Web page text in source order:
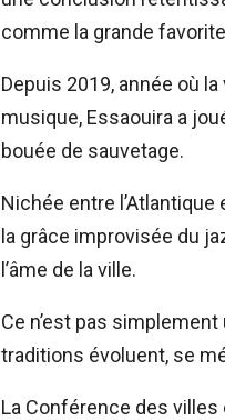
comme la grande
Depuis 2019, année où
musique, Essaouira a
bouée de sauvetage.
Nichée entre
la grâce improvisée du
l’âme de la ville.
Ce n’est pas
traditions évoluent, se
La Conférence des villes